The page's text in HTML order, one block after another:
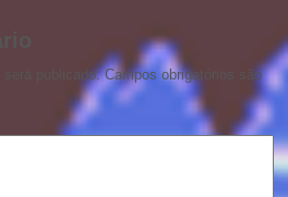
será publicado. Campos obrigatórios são